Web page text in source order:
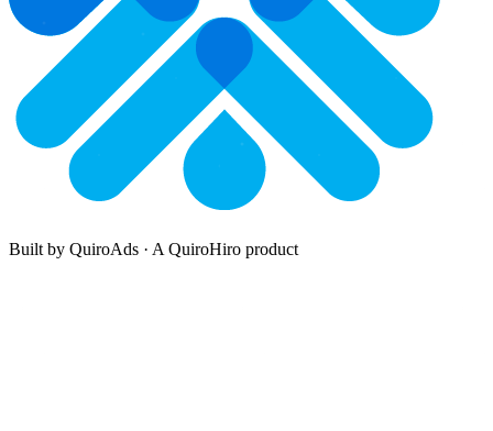
Built by QuiroAds · A QuiroHiro product